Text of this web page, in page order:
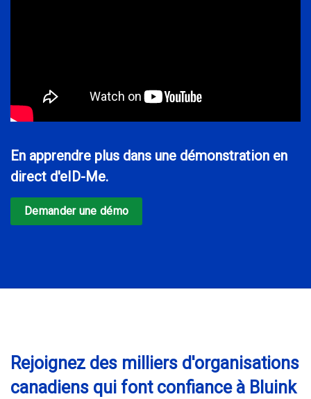
En apprendre plus dans une démonstration en
direct d'eID-Me.
Demander une démo
Rejoignez des milliers d'organisations
canadiens qui font confiance à Bluink